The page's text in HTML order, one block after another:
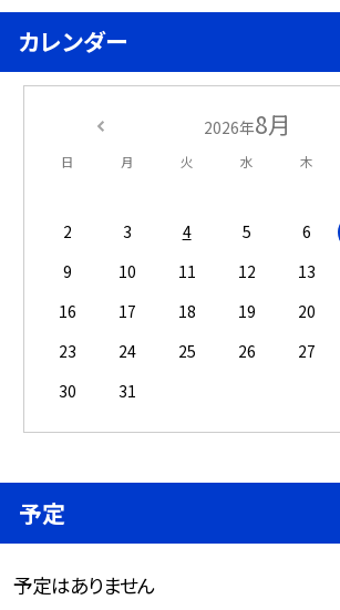
カレンダー
2026年8月
日 月 火 水 木
2
3 4 5 6
9
10 11 12 13
16
17 18 19 20
23
24 25 26 27
30
31
予定
予定はありません